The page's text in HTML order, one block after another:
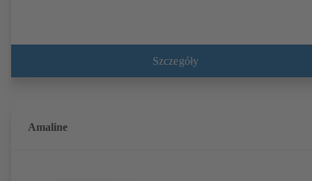
Szczegóły
Amaline